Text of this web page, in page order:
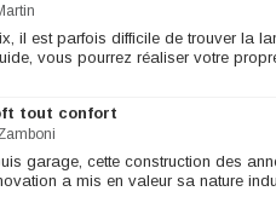
il est parfois difficile de trouver la
vous pourrez réaliser votre
tout confort
garage, cette construction des
a mis en valeur sa nature